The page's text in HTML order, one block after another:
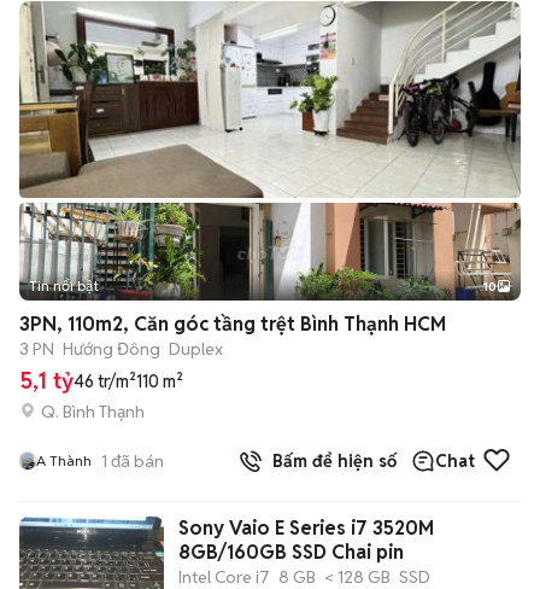
+2
Tin nổi bật 10
3PN, 110m2, Căn góc tầng trệt Bình Thạnh HCM
3 PN Hướng Đông Duplex
5,1 tỷ46 tr/m²110 m²
Q. Bình Thạnh
A Thành 1 đã bán Bấm để hiện số Chat
Sony Vaio E Series i7 3520M
8GB/160GB SSD Chai pin
Intel Core i7 8 GB < 128 GB SSD